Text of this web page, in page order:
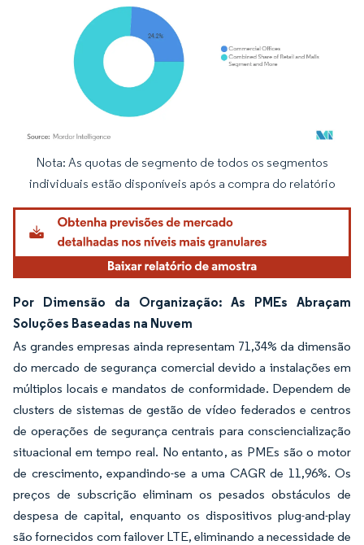
Imagem © Mordor Intelligence. O reuso requer atribuição conforme CC BY 4.0.
Nota: As quotas de segmento de todos os segmentos
individuais estão disponíveis após a compra do relatório
Por Dimensão da Organização: As PMEs Abraçam
Soluções Baseadas na Nuvem
As grandes empresas ainda representam 71,34% da dimensão
do mercado de segurança comercial devido a instalações em
múltiplos locais e mandatos de conformidade. Dependem de
clusters de sistemas de gestão de vídeo federados e centros
de operações de segurança centrais para consciencialização
situacional em tempo real. No entanto, as PMEs são o motor
de crescimento, expandindo-se a uma CAGR de 11,96%. Os
preços de subscrição eliminam os pesados obstáculos de
despesa de capital, enquanto os dispositivos plug-and-play
são fornecidos com failover LTE, eliminando a necessidade de